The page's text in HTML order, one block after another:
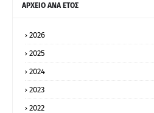
ΑΡΧΕΙΟ ΑΝΑ ΕΤΟΣ
2026
2025
2024
2023
2022